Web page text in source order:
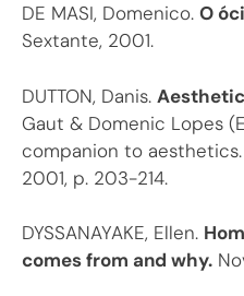
DE MASI, Domenico. O
Sextante, 2001.
DUTTON, Danis.
Gaut & Domenic Lopes
companion to aesthetics.
2001, p. 203-214.
DYSSANAYAKE, Ellen.
comes from and why.